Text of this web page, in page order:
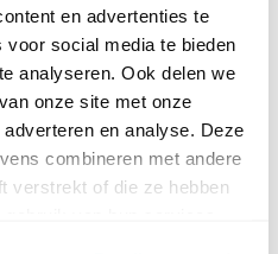
en advertenties te
social media te bieden
analyseren. Ook delen we
onze site met onze
en analyse. Deze
combineren met andere
verstrekt of die ze hebben